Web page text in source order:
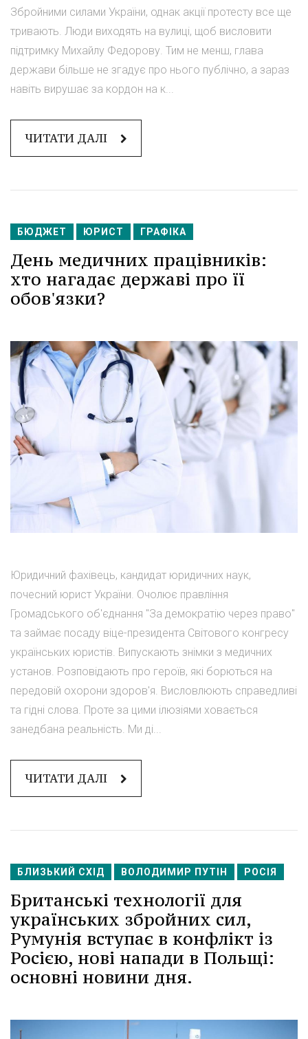
Збройними силами України, однак акції протесту все ще
тривають. Люди виходять на вулиці, щоб висловити
підтримку Михайлу Федорову. Тим не менш, глава
держави більше не згадує про нього публічно, а зараз
навіть вирушає за кордон на к...
ЧИТАТИ ДАЛІ
БЮДЖЕТ ЮРИСТ ГРАФІКА
День медичних працівників:
хто нагадає державі про її
обов'язки?
Юридичний фахівець, кандидат юридичних наук,
почесний юрист України. Очолює правління
Громадського об'єднання "За демократію через право"
та займає посаду віце-президента Світового конгресу
українських юристів. Випускають знімки з медичних
установ. Розповідають про героїв, які борються на
передовій охорони здоров'я. Висловлюють справедливі
та гідні слова. Проте за цими ілюзіями ховається
занедбана реальність. Ми ді...
ЧИТАТИ ДАЛІ
БЛИЗЬКИЙ СХІД ВОЛОДИМИР ПУТІН РОСІЯ
Британські технології для
українських збройних сил,
Румунія вступає в конфлікт із
Росією, нові напади в Польщі:
основні новини дня.